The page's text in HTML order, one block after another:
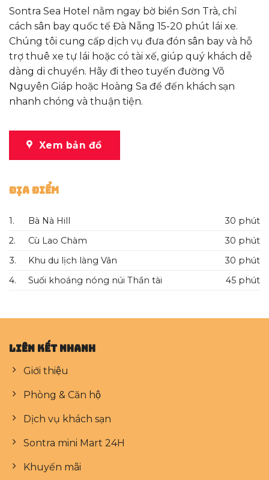
Sontra Sea Hotel nằm ngay bờ biển Sơn Trà, chỉ
cách sân bay quốc tế Đà Nẵng 15-20 phút lái xe.
Chúng tôi cung cấp dịch vụ đưa đón sân bay và hỗ
trợ thuê xe tự lái hoặc có tài xế, giúp quý khách dễ
dàng di chuyển. Hãy đi theo tuyến đường Võ
Nguyên Giáp hoặc Hoàng Sa để đến khách sạn
nhanh chóng và thuận tiện.
Xem bản đồ
Địa Điểm
1. Bà Nà Hill
30 phút
2.
Cù Lao Chàm
30 phút
3.
Khu du lịch làng Vân
30 phút
4.
Suối khoáng nóng núi Thần tài 45 phút
Liên kết nhanh
Giới thiệu
Phòng & Căn hộ
Dịch vụ khách sạn
Sontra mini Mart 24H
Khuyến mãi